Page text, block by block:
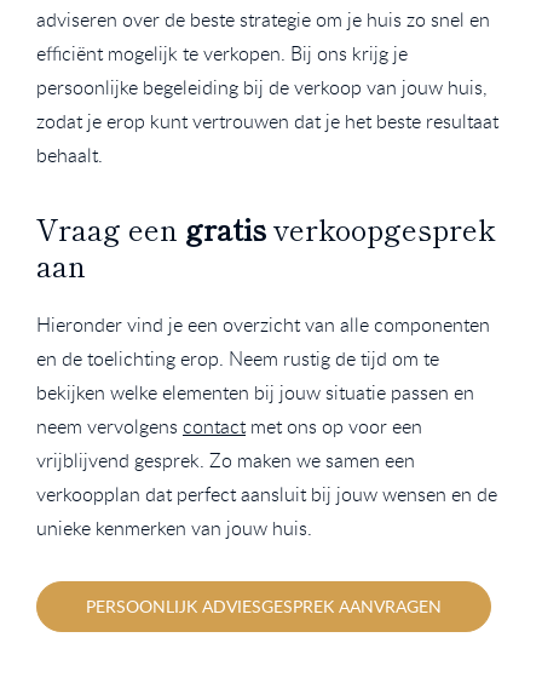
adviseren over de beste strategie om je huis zo snel en
efficiënt mogelijk te verkopen. Bij ons krijg je
persoonlijke begeleiding bij de verkoop van jouw huis,
zodat je erop kunt vertrouwen dat je het beste resultaat
behaalt.
Vraag een gratisverkoopgesprek
aan
Hieronder vind je een overzicht van alle componenten
en de toelichting erop. Neem rustig de tijd om te
bekijken welke elementen bij jouw situatie passen en
neem vervolgens contactmet ons op voor een
vrijblijvend gesprek. Zo maken we samen een
verkoopplan dat perfect aansluit bij jouw wensen en de
unieke kenmerken van jouw huis.
PERSOONLIJK ADVIESGESPREK AANVRAGEN